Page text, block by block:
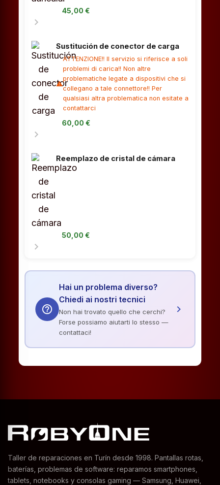
45,00 €
chevron_right
Sustitución de conector de carga
warning
ATTENZIONE!! Il servizio si riferisce a soli
problemi di carica!! Non altre
problematiche legate a dispositivi che si
collegano a tale connettore!! Per
qualsiasi altra problematica non esitate a
contattarci
60,00 €
chevron_right
Reemplazo de cristal de cámara
50,00 €
chevron_right
help_outline
Hai un problema diverso?
Chiedi ai nostri tecnici
Non hai trovato quello che cerchi?
Forse possiamo aiutarti lo stesso —
contattaci!
chevron_right
Taller de reparaciones en Turín desde 1998. Pantallas rotas,
baterías, problemas de software: reparamos smartphones,
tablets, notebooks y consolas gaming — Samsung, Huawei,